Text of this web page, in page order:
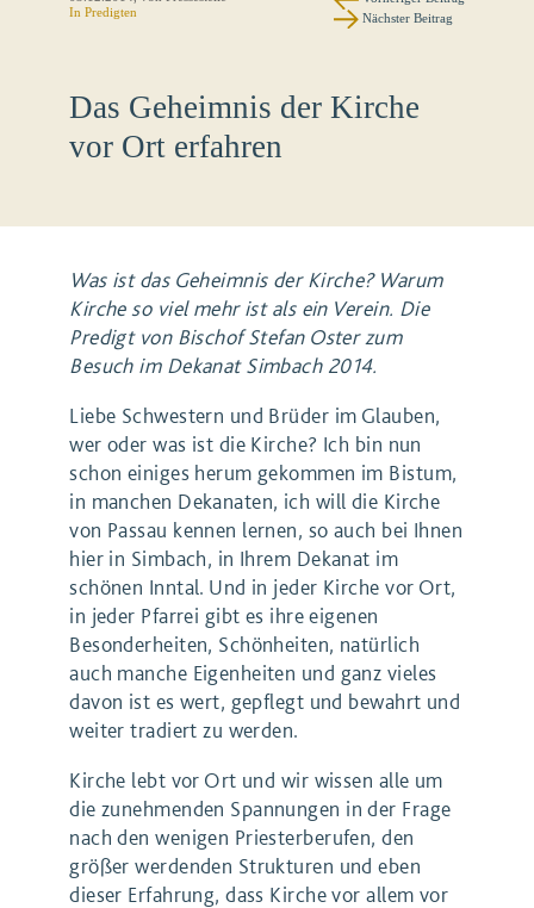
InPredigten
Nächster Beitrag
Das Geheimnis der Kirche
vor Ort erfahren
Was ist das Geheimnis der Kirche? Warum
Kirche so viel mehr ist als ein Verein. Die
Predigt von Bischof Stefan Oster zum
Besuch im Dekanat Simbach 2014.
Liebe Schwestern und Brüder im Glauben,
wer oder was ist die Kirche? Ich bin nun
schon einiges herum gekommen im Bistum,
in manchen Dekanaten, ich will die Kirche
von Passau kennen lernen, so auch bei Ihnen
hier in Simbach, in Ihrem Dekanat im
schönen Inntal. Und in jeder Kirche vor Ort,
in jeder Pfarrei gibt es ihre eigenen
Besonderheiten, Schönheiten, natürlich
auch manche Eigenheiten und ganz vieles
davon ist es wert, gepflegt und bewahrt und
weiter tradiert zu werden.
Kirche lebt vor Ort und wir wissen alle um
die zunehmenden Spannungen in der Frage
nach den wenigen Priesterberufen, den
größer werdenden Strukturen und eben
dieser Erfahrung, dass Kirche vor allem vor